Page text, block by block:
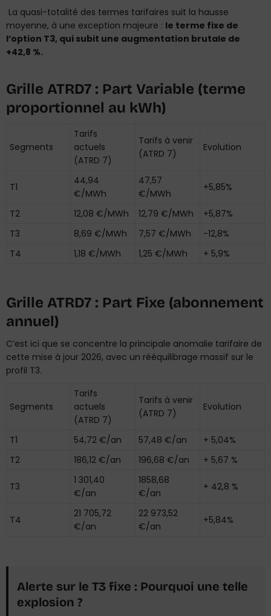
La quasi-totalité des termes tarifaires suit la hausse
moyenne, à une exception majeure : le terme fixe de
l’option T3, qui subit une augmentation brutale de
+42,8 %.
Grille ATRD7 : Part Variable (terme
proportionnel au kWh)
Segments
Tarifs
actuels
(ATRD 7)
Tarifs à venir
(ATRD 7)
Evolution
T1
44,94
€/MWh
47,57
€/MWh
+5,85%
T2 12,08 €/MWh 12,79 €/MWh
+5,87%
T3
8,69 €/MWh 7,57 €/MWh
-12,8%
T4
1,18 €/MWh 1,25 €/MWh + 5,9%
Grille ATRD7 : Part Fixe (abonnement
annuel)
C’est ici que se concentre la principale anomalie tarifaire de
cette mise à jour 2026, avec un rééquilibrage massif sur le
profil T3.
Segments
Tarifs
actuels
(ATRD 7)
Tarifs à venir
(ATRD 7)
Evolution
T1 54,72 €/an 57,48 €/an
+ 5,04%
T2
186,12 €/an 196,68 €/an + 5,67 %
T3
1 301,40
€/an
1858,68
€/an
+ 42,8 %
T4
21 705,72
€/an
22 973,52
€/an
+5,84%
Alerte sur le T3 fixe : Pourquoi une telle
explosion ?